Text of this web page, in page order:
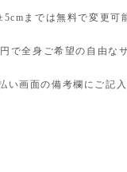
までは無料で変更可
で全身ご希望の自由な
い画面の備考欄にご記入